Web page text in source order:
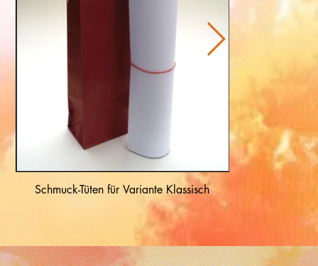
Schmuck-Tüten für Variante Klassisch